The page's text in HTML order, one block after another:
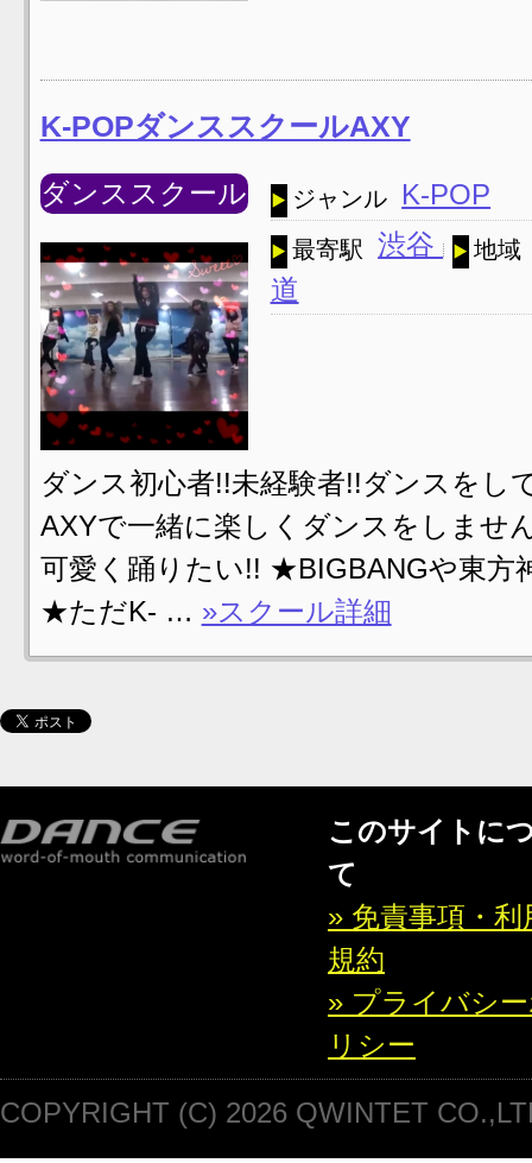
K-POPダンススクールAXY
ダンススクール ジャンル K-POP
最寄駅 渋谷 地域
道
ダンス初心者!!未経験者!!ダンスをし
AXYで一緒に楽しくダンスをしませ
可愛く踊りたい!! ★BIGBANGや東方
★ただK- … »スクール詳細
このサイトに
て
» 免責事項・利
規約
» プライバシ
リシー
COPYRIGHT (C) 2026 QWINTET